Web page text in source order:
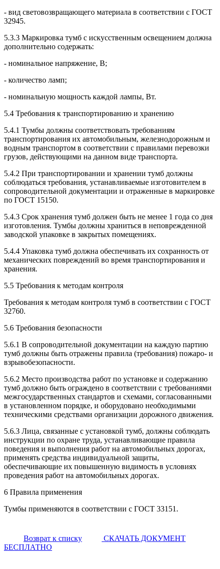
- вид световозвращающего материала в соответствии с ГОСТ
32945.
5.3.3 Маркировка тумб с искусственным освещением должна
дополнительно содержать:
- номинальное напряжение, В;
- количество ламп;
- номинальную мощность каждой лампы, Вт.
5.4 Требования к транспортированию и хранению
5.4.1 Тумбы должны соответствовать требованиям
транспортирования их автомобильным, железнодорожным и
водным транспортом в соответствии с правилами перевозки
грузов, действующими на данном виде транспорта.
5.4.2 При транспортировании и хранении тумб должны
соблюдаться требования, устанавливаемые изготовителем в
сопроводительной документации и отраженные в маркировке
по ГОСТ 15150.
5.4.3 Срок хранения тумб должен быть не менее 1 года со дня
изготовления. Тумбы должны храниться в неповрежденной
заводской упаковке в закрытых помещениях.
5.4.4 Упаковка тумб должна обеспечивать их сохранность от
механических повреждений во время транспортирования и
хранения.
5.5 Требования к методам контроля
Требования к методам контроля тумб в соответствии с ГОСТ
32760.
5.6 Требования безопасности
5.6.1 В сопроводительной документации на каждую партию
тумб должны быть отражены правила (требования) пожаро- и
взрывобезопасности.
5.6.2 Место производства работ по установке и содержанию
тумб должно быть ограждено в соответствии с требованиями
межгосударственных стандартов и схемами, согласованными
в установленном порядке, и оборудовано необходимыми
техническими средствами организации дорожного движения.
5.6.3 Лица, связанные с установкой тумб, должны соблюдать
инструкции по охране труда, устанавливающие правила
поведения и выполнения работ на автомобильных дорогах,
применять средства индивидуальной защиты,
обеспечивающие их повышенную видимость в условиях
проведения работ на автомобильных дорогах.
6 Правила применения
Тумбы применяются в соответствии с ГОСТ 33151.
Возврат к списку
СКАЧАТЬ ДОКУМЕНТ
БЕСПЛАТНО